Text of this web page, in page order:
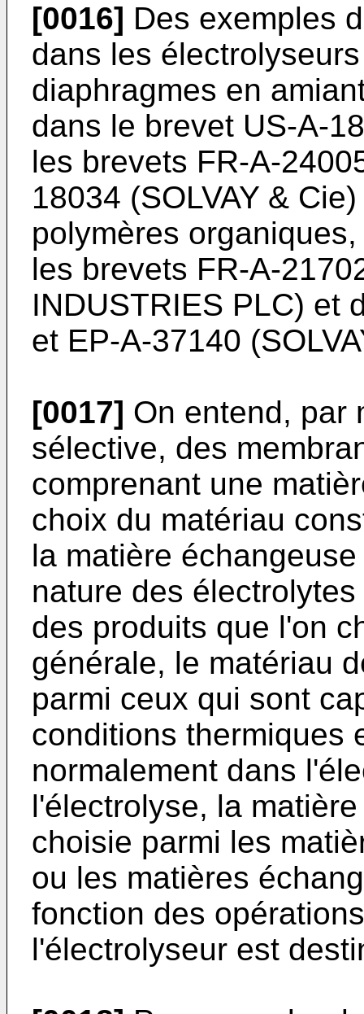
[0016] Des exemples
dans les
diaphragmes en
dans le brevet US-A-
les brevets FR-A-
18034 (SOLVAY &
polymères
les brevets FR-A-
INDUSTRIES PLC) et
et EP-A-37140
[0017] On entend, par
sélective, des
comprenant une
choix du matériau
la matière
nature des
des produits que l'on
générale, le matériau
parmi ceux qui sont
conditions thermiques
normalement dans
l'électrolyse, la
choisie parmi les
ou les matières
fonction des
l'électrolyseur est